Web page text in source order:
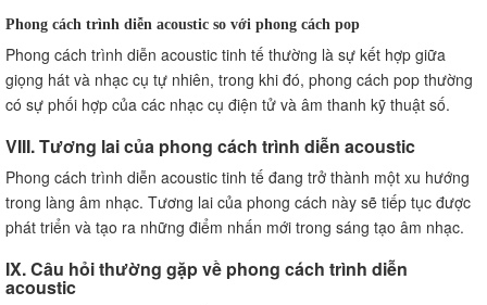
Phong cách trình diễn acoustic so với phong cách pop
Phong cách trình diễn acoustic tinh tế thường là sự kết hợp giữa
giọng hát và nhạc cụ tự nhiên, trong khi đó, phong cách pop thường
có sự phối hợp của các nhạc cụ điện tử và âm thanh kỹ thuật số.
VIII. Tương lai của phong cách trình diễn acoustic
Phong cách trình diễn acoustic tinh tế đang trở thành một xu hướng
trong làng âm nhạc. Tương lai của phong cách này sẽ tiếp tục được
phát triển và tạo ra những điểm nhấn mới trong sáng tạo âm nhạc.
IX. Câu hỏi thường gặp về phong cách trình diễn
acoustic